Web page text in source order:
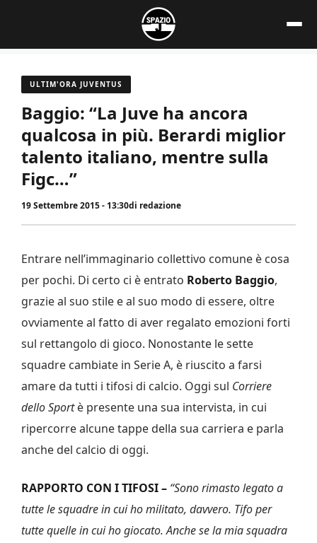
contenuto
ULTIM'ORA JUVENTUS
Baggio: “La Juve ha ancora
qualcosa in più. Berardi miglior
talento italiano, mentre sulla
Figc…”
19 Settembre 2015 - 13:30di redazione
Entrare nell’immaginario collettivo comune è cosa
per pochi. Di certo ci è entrato Roberto Baggio,
grazie al suo stile e al suo modo di essere, oltre
ovviamente al fatto di aver regalato emozioni forti
sul rettangolo di gioco. Nonostante le sette
squadre cambiate in Serie A, è riuscito a farsi
amare da tutti i tifosi di calcio. Oggi sul Corriere
dello Sportè presente una sua intervista, in cui
ripercorre alcune tappe della sua carriera e parla
anche del calcio di oggi.
RAPPORTO CON I TIFOSI – “Sono rimasto legato a
tutte le squadre in cui ho militato, davvero. Tifo per
tutte quelle in cui ho giocato. Anche se la mia squadra